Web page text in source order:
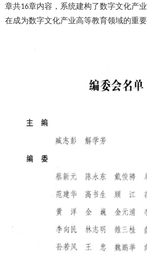
章共16章内容，系统建构了数字文化产
在成为数字文化产业高等教育领域的重要